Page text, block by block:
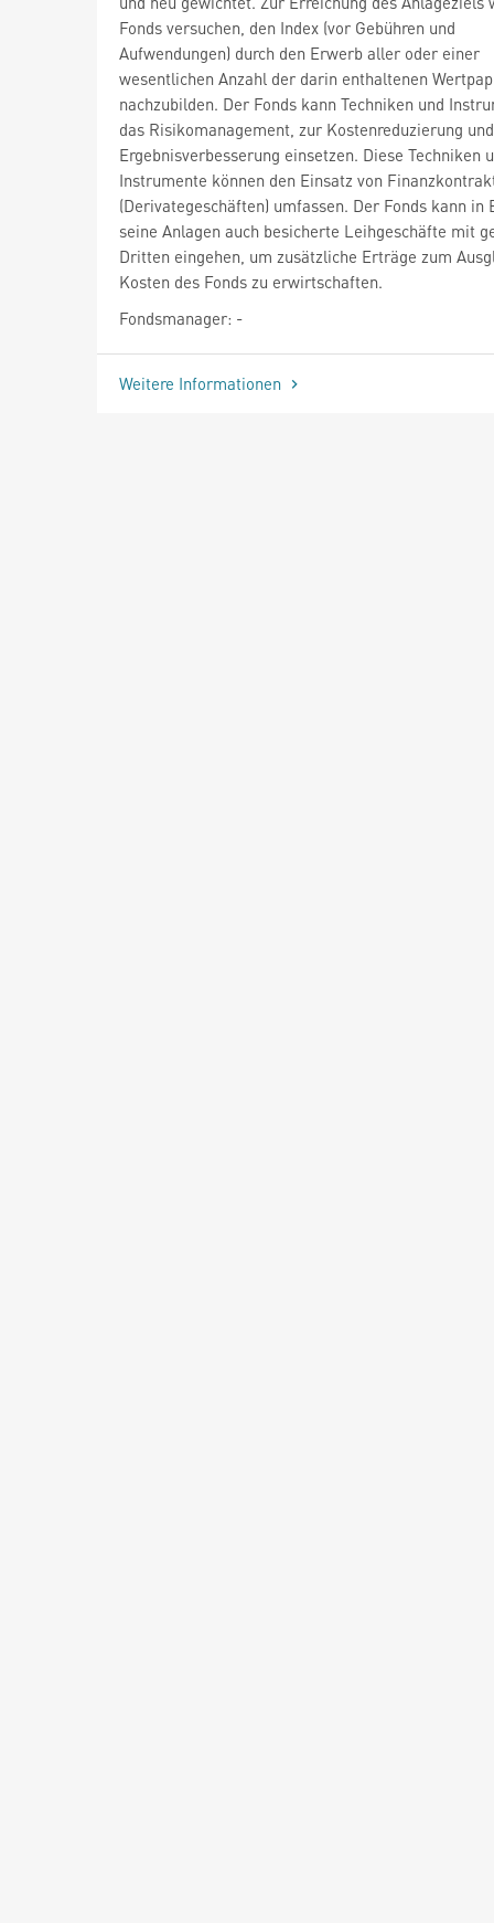
Fonds versuchen, den Index (vor Gebühren und
Aufwendungen) durch den Erwerb aller oder einer
wesentlichen Anzahl der darin enthaltenen
nachzubilden. Der Fonds kann Techniken und
das Risikomanagement, zur Kostenreduzierung
Ergebnisverbesserung einsetzen. Diese Techniken
Instrumente können den Einsatz von
(Derivategeschäften) umfassen. Der Fonds kann in
seine Anlagen auch besicherte Leihgeschäfte mit
Dritten eingehen, um zusätzliche Erträge zum
Kosten des Fonds zu erwirtschaften.
Fondsmanager: -
Weitere Informationen